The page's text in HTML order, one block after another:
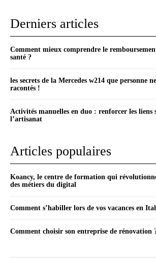
Derniers articles
Comment mieux comprendre le
santé ?
les secrets de la Mercedes w214 que personne
racontés !
Activités manuelles en duo : renforcer les liens
l’artisanat
Articles populaires
Koancy, le centre de formation qui
des métiers du digital
Comment s’habiller lors de vos vacances en
Comment choisir son entreprise de rénovation